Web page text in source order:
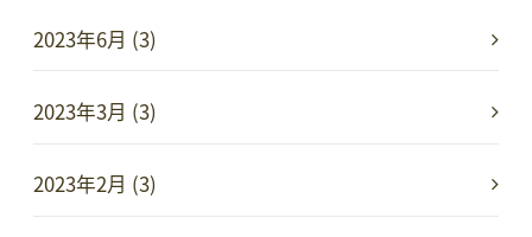
2023年6月 (3)
2023年3月 (3)
2023年2月 (3)